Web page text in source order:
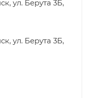
ул. Берута 3Б,
ул. Берута 3Б,